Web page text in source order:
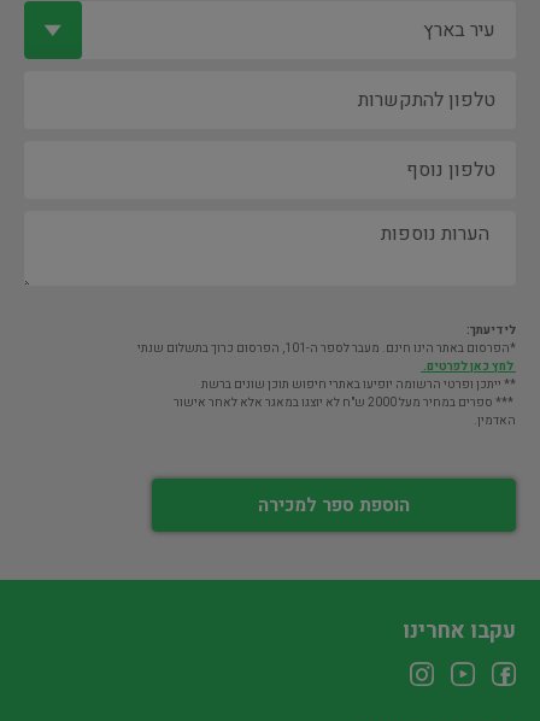
לידיעתך:
*הפרסום באתר הינו חינם. מעבר לספר ה-101, הפרסום כרוך בתשלום שנתי
לחץ כאן לפרטים.
** ייתכן ופרטי הרשומה יופיעו באתרי חיפוש תוכן שונים ברשת
*** ספרים במחיר מעל 2000 ש"ח לא יוצגו במאגר אלא לאחר אישור
האדמין.
הוספת ספר למכירה
עקבו אחרינו